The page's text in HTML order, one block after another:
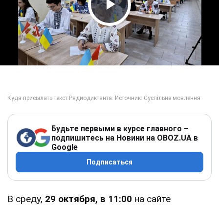
Play Video
Будьте первыми в курсе главного –
подпишитесь на Новини на OBOZ.UA в
Google
Подписаться
В среду, 29 октября, в 11:00 на сайте